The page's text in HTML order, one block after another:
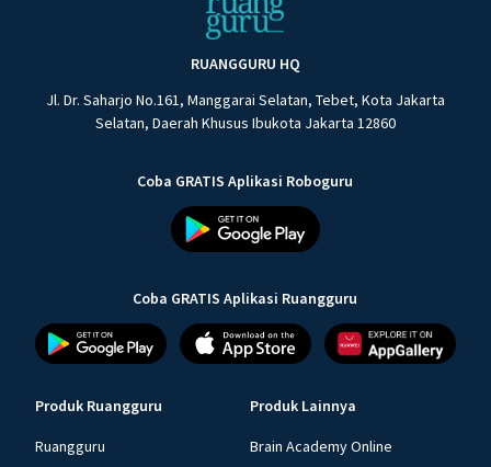
RUANGGURU HQ
Jl. Dr. Saharjo No.161, Manggarai Selatan, Tebet, Kota Jakarta
Selatan, Daerah Khusus Ibukota Jakarta 12860
Coba GRATIS Aplikasi Roboguru
Coba GRATIS Aplikasi Ruangguru
Produk Ruangguru
Ruangguru
Produk Lainnya
Brain Academy Online